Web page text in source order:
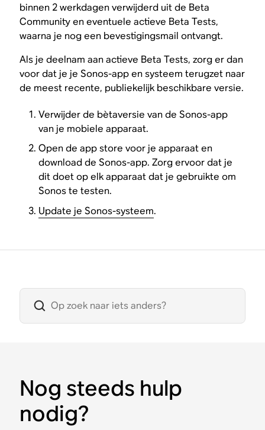
binnen 2 werkdagen verwijderd uit de Beta
Community en eventuele actieve Beta Tests,
waarna je nog een bevestigingsmail ontvangt.
Als je deelnam aan actieve Beta Tests, zorg er dan
voor dat je je Sonos-app en systeem terugzet naar
de meest recente, publiekelijk beschikbare versie.
Verwijder de bètaversie van de Sonos-app
van je mobiele apparaat.
Open de app store voor je apparaat en
download de Sonos-app. Zorg ervoor dat je
dit doet op elk apparaat dat je gebruikte om
Sonos te testen.
Update je Sonos-systeem.
Nog steeds hulp
nodig?